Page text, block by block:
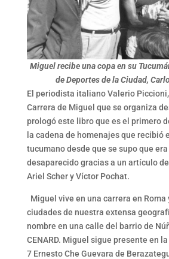
Miguel recibe una copa en su
de Deportes de la Ciudad,
El periodista italiano Valerio
Carrera de Miguel que se organiza
prologó este libro que es el primero
la cadena de homenajes que recibió
tucumano desde que se supo que
desaparecido gracias a un artículo
Ariel Scher y Víctor Pochat.
Miguel vive en una carrera en Roma
ciudades de nuestra extensa
nombre en una calle del barrio de
CENARD. Miguel sigue presente en
7 Ernesto Che Guevara de